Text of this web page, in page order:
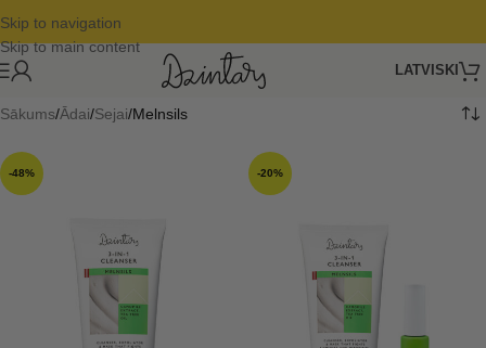
Skip to navigation
Skip to main content
LATVISKI
Sākums Ādai Sejai Melnsils
-48% -20%